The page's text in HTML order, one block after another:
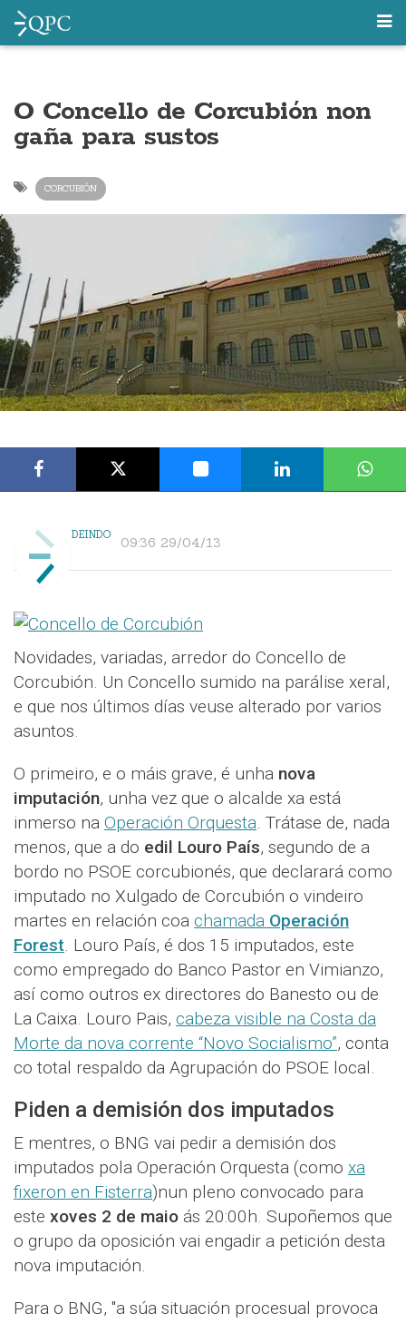
O Concello de Corcubión non
gaña para sustos
CORCUBIÓN
DEINDO 09:36 29/04/13
Novidades, variadas, arredor do Concello de
Corcubión. Un Concello sumido na parálise xeral,
e que nos últimos días veuse alterado por varios
asuntos.
O primeiro, e o máis grave, é unha nova
imputación, unha vez que o alcalde xa está
inmerso na Operación Orquesta . Trátase de, nada
menos, que a do edil Louro País, segundo de a
bordo no PSOE corcubionés, que declarará como
imputado no Xulgado de Corcubión o vindeiro
martes en relación coa chamada Operación
Forest . Louro País, é dos 15 imputados, este
como empregado do Banco Pastor en Vimianzo,
así como outros ex directores do Banesto ou de
La Caixa. Louro Pais, cabeza visible na Costa da
Morte da nova corrente “Novo Socialismo”, conta
co total respaldo da Agrupación do PSOE local.
Piden a demisión dos imputados
E mentres, o BNG vai pedir a demisión dos
imputados pola Operación Orquesta (como xa
fixeron en Fisterra)nun pleno convocado para
este xoves 2 de maio ás 20:00h. Supoñemos que
o grupo da oposición vai engadir a petición desta
nova imputación.
Para o BNG, "a súa situación procesual provoca